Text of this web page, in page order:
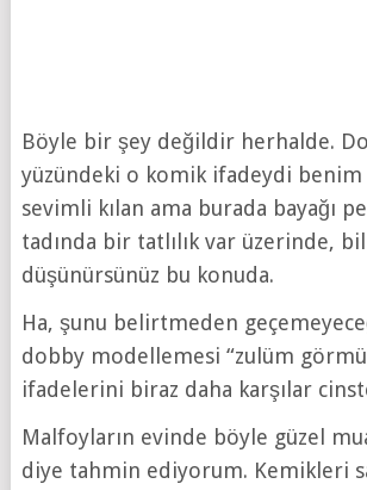
Böyle bir şey değildir herhalde.
yüzündeki o komik ifadeydi benim
sevimli kılan ama burada bayağı
tadında bir tatlılık var üzerinde,
düşünürsünüz bu konuda.
Ha, şunu belirtmeden
dobby modellemesi “zulüm
ifadelerini biraz daha karşılar
Malfoyların evinde böyle güzel
diye tahmin ediyorum. Kemikleri